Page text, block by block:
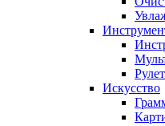
Искусство